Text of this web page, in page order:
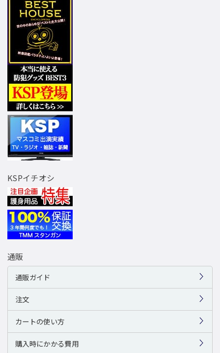
KSPイチオシ
通販
通販ガイド
注文
カートの使い方
購入時にかかる費用